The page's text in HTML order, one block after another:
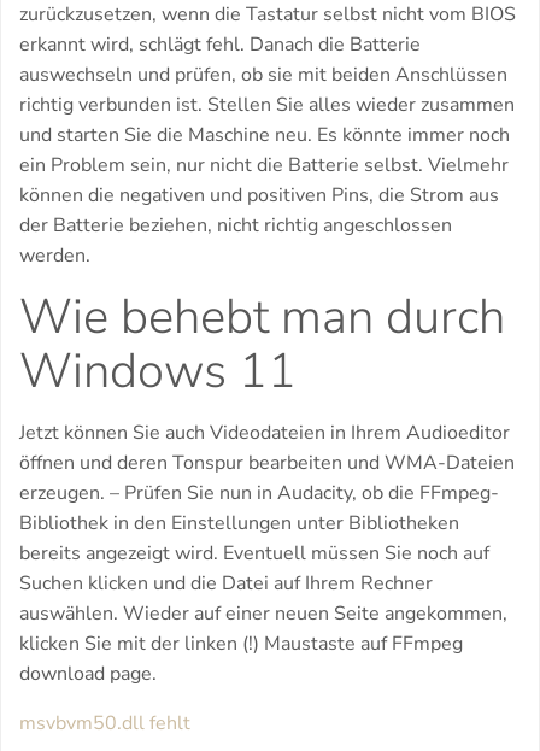
zurückzusetzen, wenn die Tastatur selbst nicht vom BIOS
erkannt wird, schlägt fehl. Danach die Batterie
auswechseln und prüfen, ob sie mit beiden Anschlüssen
richtig verbunden ist. Stellen Sie alles wieder zusammen
und starten Sie die Maschine neu. Es könnte immer noch
ein Problem sein, nur nicht die Batterie selbst. Vielmehr
können die negativen und positiven Pins, die Strom aus
der Batterie beziehen, nicht richtig angeschlossen
werden.
Wie behebt man durch
Windows 11
Jetzt können Sie auch Videodateien in Ihrem Audioeditor
öffnen und deren Tonspur bearbeiten und WMA-Dateien
erzeugen. – Prüfen Sie nun in Audacity, ob die FFmpeg-
Bibliothek in den Einstellungen unter Bibliotheken
bereits angezeigt wird. Eventuell müssen Sie noch auf
Suchen klicken und die Datei auf Ihrem Rechner
auswählen. Wieder auf einer neuen Seite angekommen,
klicken Sie mit der linken (!) Maustaste auf FFmpeg
download page.
msvbvm50.dll fehlt